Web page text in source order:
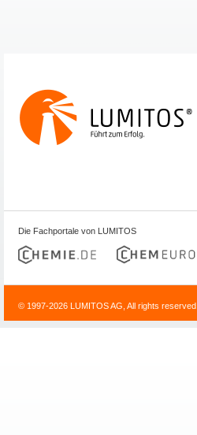
Die Fachportale von LUMITOS
© 1997-2026 LUMITOS AG, All rights reserved